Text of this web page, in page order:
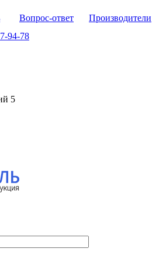
Вопрос-ответ Производители
94-78
5